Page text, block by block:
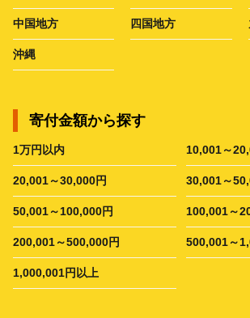
中国地方 四国地方
沖縄
寄付金額から探す
1万円以内 10,001～
20,001～30,000円 30,001～
50,001～100,000円 100,001～
200,001～500,000円 500,001～
1,000,001円以上